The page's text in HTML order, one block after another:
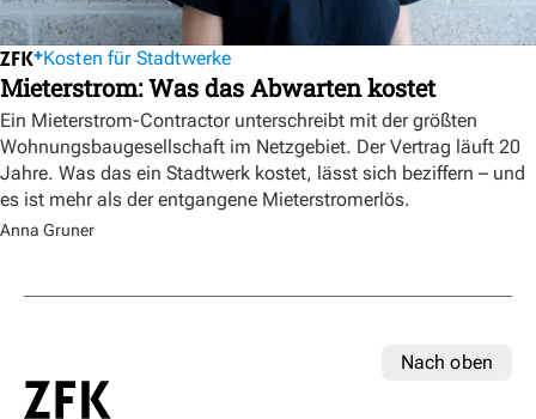
Kosten für Stadtwerke
Mieterstrom: Was das Abwarten kostet
Ein Mieterstrom-Contractor unterschreibt mit der größten
Wohnungsbaugesellschaft im Netzgebiet. Der Vertrag läuft 20
Jahre. Was das ein Stadtwerk kostet, lässt sich beziffern – und
es ist mehr als der entgangene Mieterstromerlös.
Anna Gruner
Nach oben